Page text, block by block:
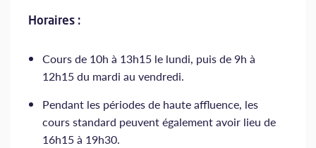
Horaires :
Cours de 10h à 13h15 le lundi, puis de 9h à
12h15 du mardi au vendredi.
Pendant les périodes de haute affluence, les
cours standard peuvent également avoir lieu de
16h15 à 19h30.